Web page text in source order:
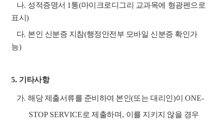
나. 성적증명서 1 통(마이크로디그리 교과목에 형광펜으로
표시)
다. 본인 신분증 지참(행정안전부 모바일 신분증 확인가
능)
5. 기타사항
가.해당 제출서류를 준비하여 본인(또는 대리인)이 ONE-
STOP SERVICE 로 제출하며 , 이를 지키지 않을 경우